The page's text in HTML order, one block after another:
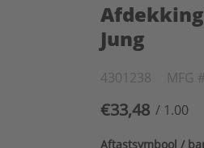
Jung
4301238 MFG
€33,48 / 1.00
Aftastsymbool /